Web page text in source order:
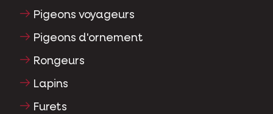
Pigeons voyageurs
Pigeons d'ornement
Rongeurs
Lapins
Furets